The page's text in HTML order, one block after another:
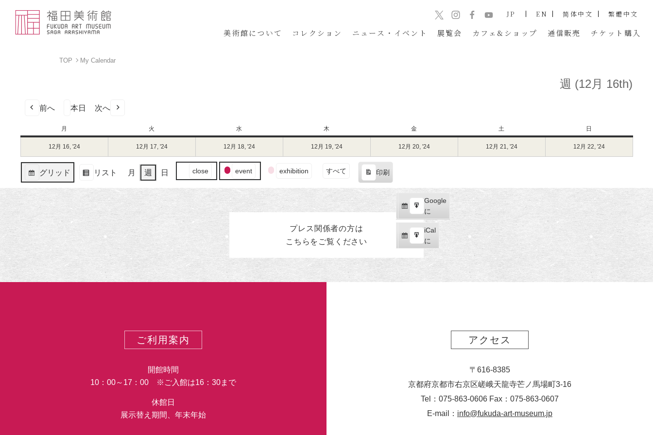
美術館について コレクション ニュース・イベント 展覧会 カフェ&ショップ 通信販売 チケット 購入
JP EN 简体中文 繁體中文
TOP My Calendar
週 (12月 16th)
前へ 本日 次へ
月
曜
日
火
曜
日
水
曜
日
木
曜
日
金
曜
日
土
曜
日
日
曜
日
12月 16, '24
年
月
日
（月）
12月 17, '24
年
日
（火）
12月 18, '24
年
日
（水）
12月 19, '24
年
月
日
（木）
12月 20, '24
年
（金）
12月 21, '24
年
日
（土）
12月 22, '24
年
日
（日）
グリッド
表
示
リスト
表
示
月 週 日
ン
ト
の
カ
テ
ゴ
リ
ー
close event exhibition すべて 印刷
示
Google
で
購
読
iCal
で
購
Google
に
エ
ク
ス
ポ
ト
iCal
に
エ
ー
プレス関係者の方は
こちらをご覧ください
ご利用案内
開館時間
10：00～17：00 ※ご入館は16：30まで
休館日
展示替え期間、年末年始
アクセス
〒616-8385
京都府京都市右京区嵯峨天龍寺芒ノ馬場町3-16
Tel：075-863-0606 Fax：075-863-0607
E-mail： info@fukuda-art-museum.jp